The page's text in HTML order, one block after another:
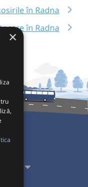
în Radna
în Radna
×